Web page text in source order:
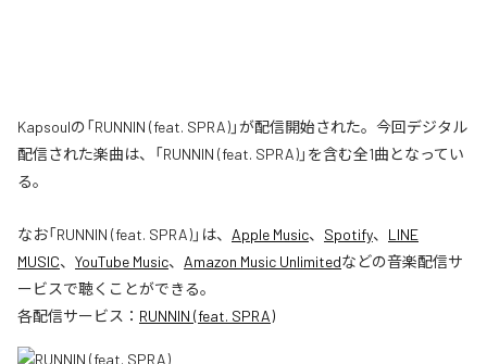
Kapsoulの「RUNNIN (feat. SPRA)」が配信開始された。今回デジタル
配信された楽曲は、「RUNNIN (feat. SPRA)」を含む全1曲となってい
る。
なお「RUNNIN (feat. SPRA)」は、 Apple Music、 Spotify、 LINE
MUSIC、 YouTube Music、 Amazon Music Unlimitedなどの音楽配信サ
ービスで聴くことができる。
各配信サービス： RUNNIN (feat. SPRA)